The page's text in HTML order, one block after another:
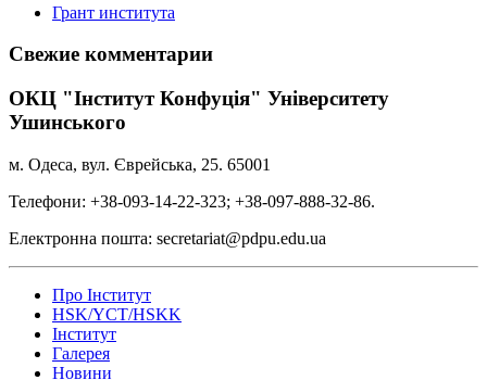
Грант института
Свежие комментарии
ОКЦ "Інститут Конфуція" Університету
Ушинського
м. Одеса, вул. Єврейська, 25. 65001
Телефони: +38-093-14-22-323; +38-097-888-32-86.
Електронна пошта: secretariat@pdpu.edu.ua
Про Інститут
HSK/YCT/HSKK
Інститут
Галерея
Новини